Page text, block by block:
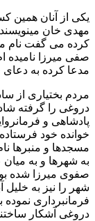
یکی از آنان همین
مهدی خان
کرده می گفت نام
صفی میرزا نامیده
مدعا کرده به دعای
مردم بختیاری از
دروغی را گرفته
پادشاهی و
خوانده خود
مسجدها و منبرها
به شهرها و به میان
صفوی میرزا شده
شهر را نیز به خلیل
فرمانبرداری نموده
دروغی آشکار